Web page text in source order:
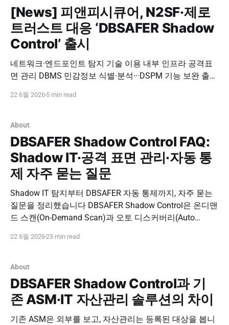
[News] 피앤피시큐어, N2SF·제로
트러스트 대응 ‘DBSAFER Shadow
Control’ 출시
네트워크·엔드포인트 탐지 기술 이용 내부 인프라 공격표
면 관리 DBMS 민감정보 식별·분석···DSPM 기능 보완 출처
박천오)는 인프라와 데이터에 대한 접근통제를 고도화한
Shadow Control)’을 출시했다고 22일 밝혔다. 이 플랫폼은
기존 공격표면관리(ASM)
22 6월 2026 5 min read
About
DBSAFER Shadow Control FAQ:
Shadow IT·공격 표면 관리·자동 통
제 자주 묻는 질문
Shadow IT 탐지부터 DBSAFER 자동 통제까지, 자주 묻는
질문을 정리했습니다 DBSAFER Shadow Control은 온디맨
드 스캔(On-Demand Scan)과 오토 디스커버리(Auto
Shadow IT를 발견하고, 위험도 분석과 DBSAFER 자동 등
Control 문의하기 DBSAFER Shadow Control FAQ
DBSAFER Shadow
22 6월 202625 min read
About
DBSAFER Shadow Control과 기
존 ASM·IT 자산관리 솔루션의 차이
기존 ASM은 외부를 보고, 자산관리는 등록된 대상을 봅니